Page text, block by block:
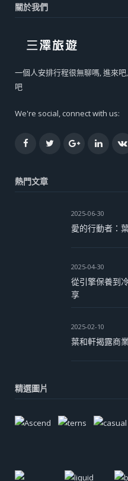
關於我們
一個人安排行程很無聊嗎, 進來
吧
We're social, connect with us:
FacebookTwitterGoogle+
熱門文章
2025-06-30
愛的行動者：
2025-04-30
從引擎保養到
享
2025-02-10
葉和軒揭露商
精選圖片